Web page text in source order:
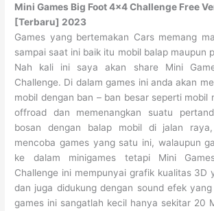
Mini Games Big Foot 4×4 Challenge Free
[Terbaru] 2023
Games yang bertemakan Cars memang
sampai saat ini baik itu mobil balap maupun
Nah kali ini saya akan share Mini
Challenge. Di dalam games ini anda akan
mobil dengan ban – ban besar seperti mobil
offroad dan memenangkan suatu
bosan dengan balap mobil di jalan
mencoba games yang satu ini, walaupun
ke dalam minigames tetapi Mini
Challenge ini mempunyai grafik kualitas 3D
dan juga didukung dengan sound efek
games ini sangatlah kecil hanya sekitar 20